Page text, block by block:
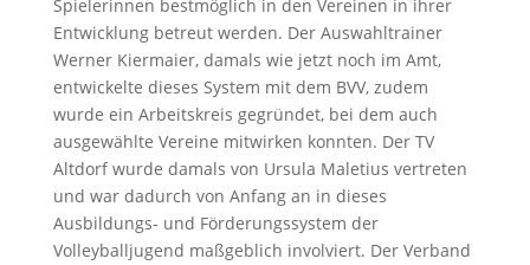
Spielerinnen bestmöglich in den Vereinen in ihrer
Entwicklung betreut werden. Der Auswahltrainer
Werner Kiermaier, damals wie jetzt noch im Amt,
entwickelte dieses System mit dem BVV, zudem
wurde ein Arbeitskreis gegründet, bei dem auch
ausgewählte Vereine mitwirken konnten. Der TV
Altdorf wurde damals von Ursula Maletius vertreten
und war dadurch von Anfang an in dieses
Ausbildungs- und Förderungssystem der
Volleyballjugend maßgeblich involviert. Der Verband